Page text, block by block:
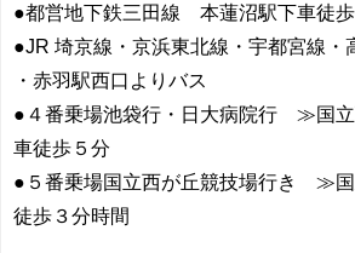
●都営地下鉄三田線 本蓮沼駅下車徒
●JR 埼京線・京浜東北線・宇都宮線・
・赤羽駅西口よりバス
●４番乗場池袋行・日大病院行 ≫国立
車徒歩５分
●５番乗場国立西が丘競技場行き ≫国
徒歩３分時間